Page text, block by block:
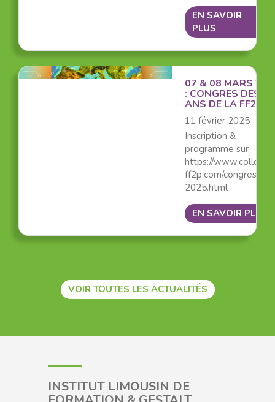
EN SAVOIR
PLUS
07 & 08 MARS
: CONGRES DES 30
ANS DE LA FF2P
11 février 2025
Inscription &
programme sur
https://
ff2p.com/congres-
2025.html
EN SAVOIR PLUS
VOIR TOUTES LES ACTUALITÉS
INSTITUT LIMOUSIN DE